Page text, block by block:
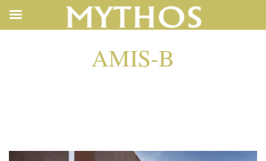
AMIS-B